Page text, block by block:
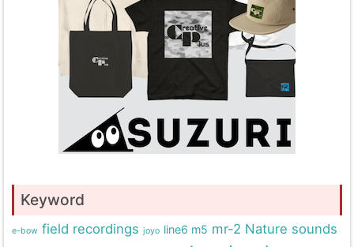
Keyword
e-bow field recordings joyo line6 m5 mr-2 Nature sounds